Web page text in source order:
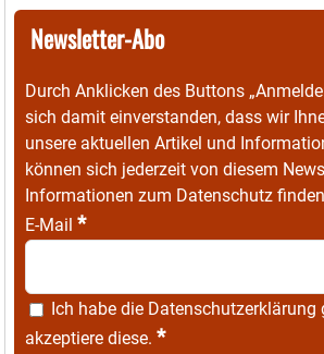
Newsletter-Abo
Durch Anklicken des Buttons
sich damit einverstanden, dass wir
unsere aktuellen Artikel und
können sich jederzeit von diesem
Informationen zum Datenschutz
E-Mail *
Ich habe die Datenschutzerklärung
akzeptiere diese. *